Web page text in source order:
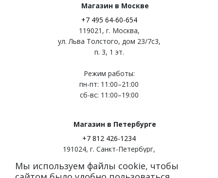
Магазин в Москве
+7 495 64-60-654
119021 , г. Москва,
ул. Льва Толстого, дом 23/7c3,
п. 3, 1 эт.
Режим работы:
пн-пт: 11:00–21:00
сб-вс: 11:00–19:00
Магазин в Петербурге
+7 812 426-1234
191024, г. Санкт-Петербург,
ул. Миргородская, д. 20
вход с ул. Кременчугская
Мы используем файлы cookie, чтобы